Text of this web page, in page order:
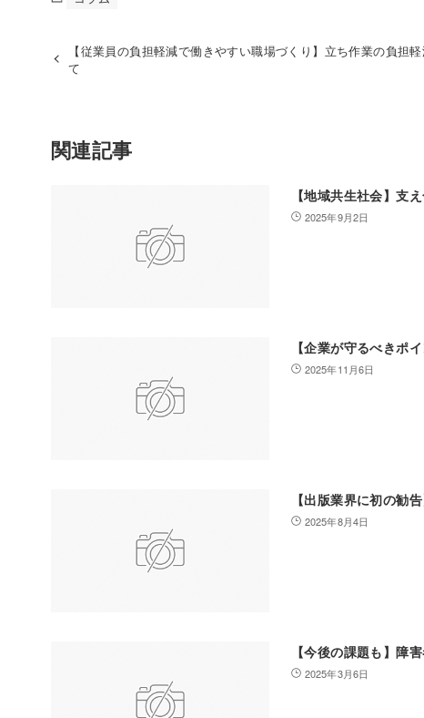
【従業員の負担軽減で働きやすい職場づくり】立ち作業の負担
て
関連記事
【地域共生社会】支
2025年9月2日
【企業が守るべきポ
2025年11月6日
【出版業界に初の勧
2025年8月4日
【今後の課題も】障
2025年3月6日